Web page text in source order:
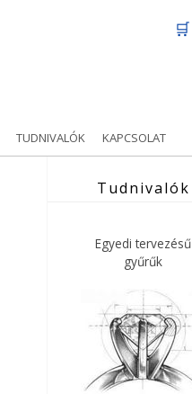
🛒
TUDNIVALÓK KAPCSOLAT
Tudnivalók
Egyedi tervezésű
gyűrűk